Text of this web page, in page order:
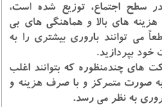
سطح اجتماع، توزيع شده است،
هاي بالا و هماهنگي هاي بي
مي توانند باروري بيشتري را به
خود بپردازيد.
هاي چندمنظوره كه بتوانند اغلب
به صورت متمركز و با صرف هزينه و
به نظر مي رسد.